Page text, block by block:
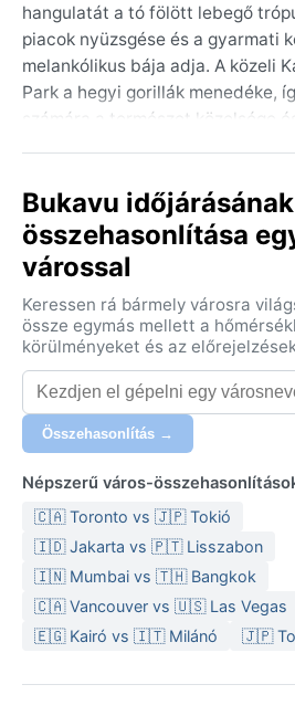
hangulatát a tó fölött lebegő
piacok nyüzsgése és a gyarmati
melankólikus bája adja. A közeli
Park a hegyi gorillák menedéke,
számára a természet közelsége
tartozik, így két fő évszak
a száraz. A nyár (októbertől
csapadékot hoz, gyakori a
°C körül mozog. A tél
nappal 20–25 °C, éjszaka
továbbra is tapadós. Csomagolj
pamutruhákat, esőkabátot,
pulóvert a hűvösebb estékre – a
enged a szorításából.
A legkedvezőbb időszak a
hónapok (június–augusztus),
és a tó körüli túrák is
hegyvidéki fekvés miatt időnként
városra, különösen reggel.
ritkák, de az intenzív esőzések
idézhetnek elő a meredek
Bukavu időjárásának
összehasonlítása
várossal
Keressen rá bármely városra
össze egymás mellett a
körülményeket és az
Összehasonlítás →
Népszerű város-
🇨🇦 Toronto vs 🇯🇵 Tokió
🇮🇩 Jakarta vs 🇵🇹 Lisszabon
🇮🇳 Mumbai vs 🇹🇭 Bangkok
🇨🇦 Vancouver vs 🇺🇸 Las Vegas
🇪🇬 Kairó vs 🇮🇹 Milánó
🇯🇵